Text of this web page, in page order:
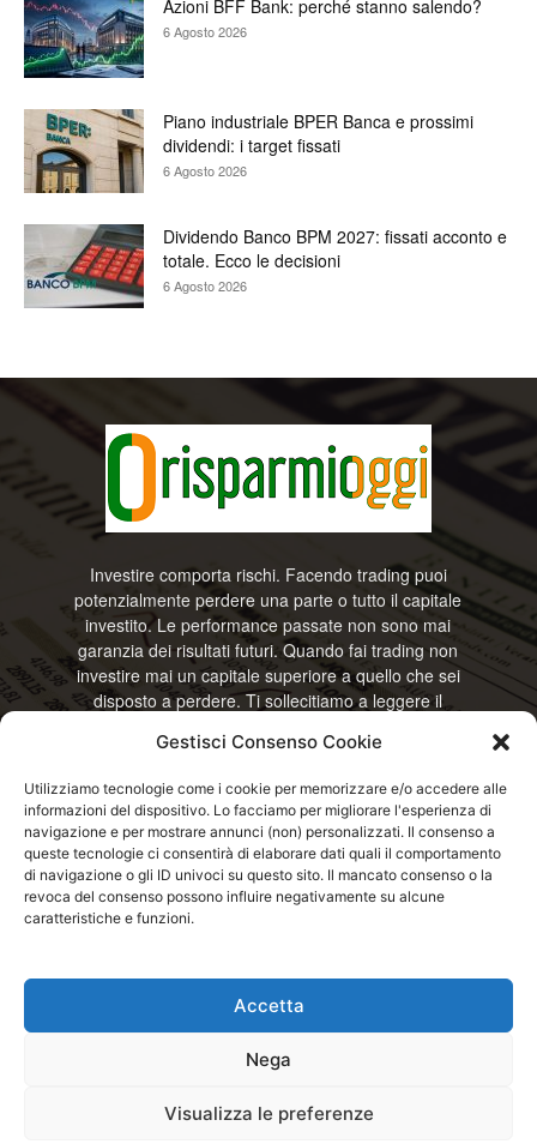
Gestisci Consenso Cookie
Utilizziamo tecnologie come i cookie per memorizzare e/o accedere alle
informazioni del dispositivo. Lo facciamo per migliorare l'esperienza di
navigazione e per mostrare annunci (non) personalizzati. Il consenso a
queste tecnologie ci consentirà di elaborare dati quali il comportamento
di navigazione o gli ID univoci su questo sito. Il mancato consenso o la
revoca del consenso possono influire negativamente su alcune
caratteristiche e funzioni.
Accetta
Nega
Visualizza le preferenze
Azioni BFF Bank: perché stanno salendo?
6 Agosto 2026
Piano industriale BPER Banca e prossimi
dividendi: i target fissati
6 Agosto 2026
Dividendo Banco BPM 2027: fissati acconto e
totale. Ecco le decisioni
6 Agosto 2026
Investire comporta rischi. Facendo trading puoi
potenzialmente perdere una parte o tutto il capitale
investito. Le performance passate non sono mai
garanzia dei risultati futuri. Quando fai trading non
investire mai un capitale superiore a quello che sei
disposto a perdere. Ti sollecitiamo a leggere il
RisparmiOggi non offre alcun genere di consulenza
informazioni riportate. Continuando ad accedere o
a usare questo sito o ogni servizio disponibile
questo sito, dichiari di accettare termini e condizioni
previste. © RisparmiOggi
Contattaci:
Disclaimer / Avviso sui rischi
questo sito si accettano le condizioni previste nel Disclaimer, Cookie e